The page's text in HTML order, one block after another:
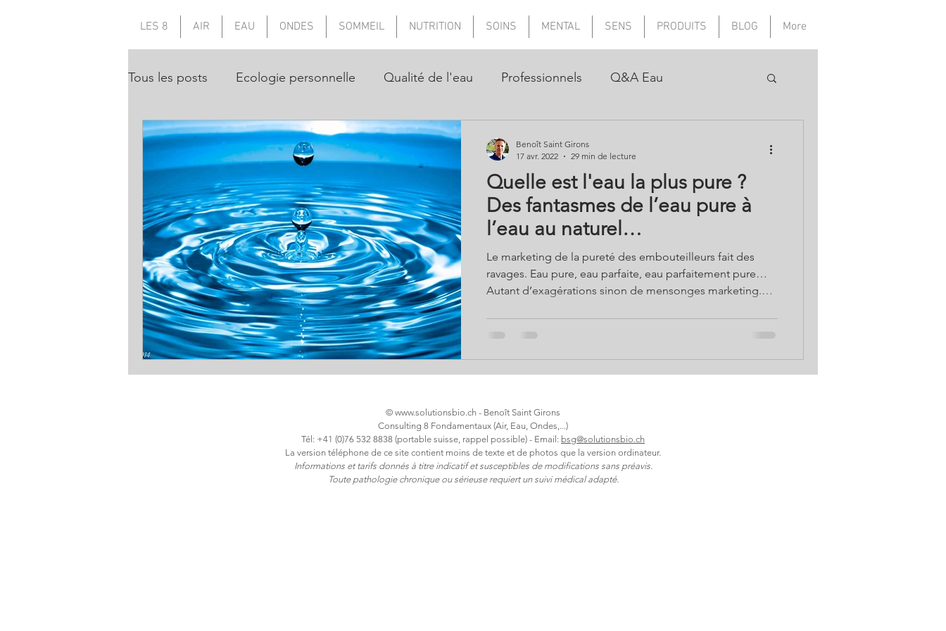
LES 8 AIR EAU ONDES SOMMEIL NUTRITION SOINS MENTAL SENS PRODUITS BLOG More
Tous les posts Ecologie personnelle Qualité de l'eau Professionnels Q&A Eau
Quelle est l'eau la plus pure ?
Des fantasmes de l’eau pure à
l’eau au naturel…
Le marketing de la pureté des embouteilleurs fait des
ravages. Eau pure, eau parfaite, eau parfaitement pure…
Autant d’exagérations sinon de mensonges marketing.
minéralisée ? Révélations et solutions écologiques pour
retrouver le plaisir de boire une eau au naturel, sans
Benoît Saint Girons
17 avr. 2022
29 min de lecture
© www.solutionsbio.ch - Benoît Saint Girons
Consulting 8 Fondamentaux (Air, Eau, Ondes,...)
Tél: +41 (0)76 532 8838 (portable suisse, rappel possible) - Email: bsg@solutionsbio.ch
La version téléphone de ce site contient moins de texte et de photos que la version ordinateur.
​Informations et tarifs donnés à titre indicatif et susceptibles de modifications sans préavis.
Toute pathologie chronique ou sérieuse requiert un suivi médical adapté.